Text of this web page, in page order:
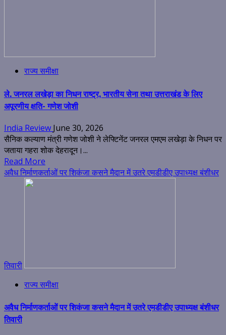
राज्य समीक्षा
ले. जनरल लखेड़ा का निधन राष्ट्र, भारतीय सेना तथा उत्तराखंड के लिए
अपूरणीय क्षति- गणेश जोशी
India Review June 30, 2026
सैनिक कल्याण मंत्री गणेश जोशी ने लेफ्टिनेंट जनरल एमएम लखेड़ा के निधन पर
जताया गहरा शोक देहरादून।...
Read More
अवैध निर्माणकर्ताओं पर शिकंजा कसने मैदान में उतरे एमडीडीए उपाध्यक्ष बंशीधर
तिवारी
राज्य समीक्षा
अवैध निर्माणकर्ताओं पर शिकंजा कसने मैदान में उतरे एमडीडीए उपाध्यक्ष बंशीधर
तिवारी